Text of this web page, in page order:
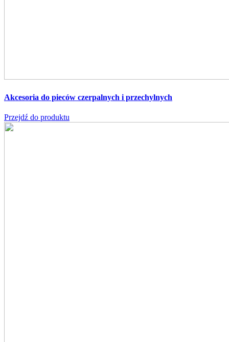
Akcesoria do pieców czerpalnych i przechylnych
Przejdź do produktu